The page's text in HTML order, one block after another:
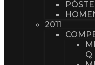
2011
Q